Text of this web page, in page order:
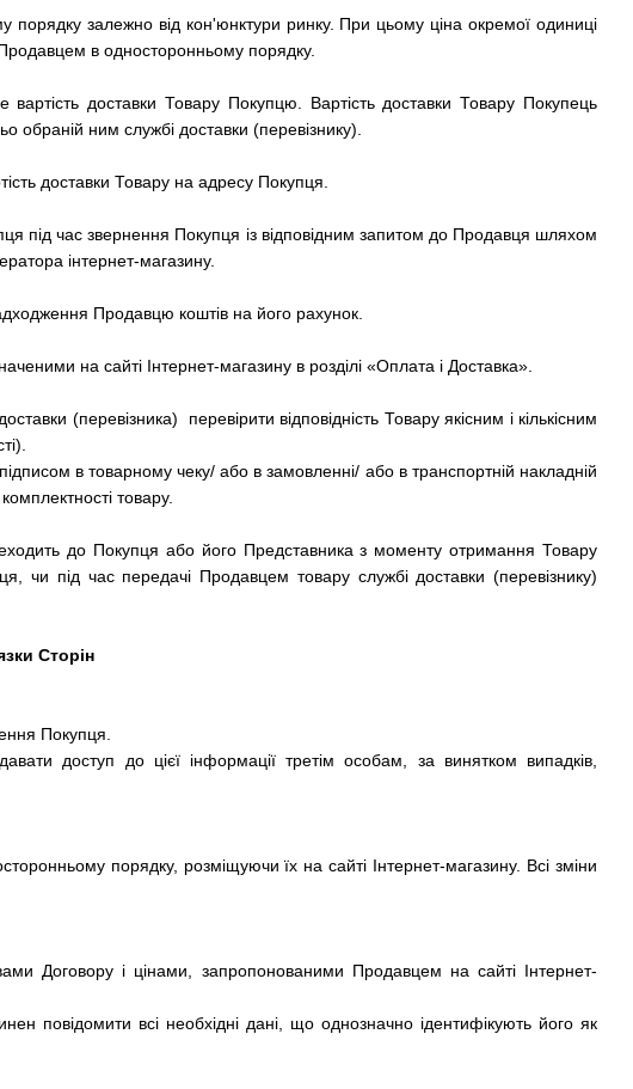
залежно від кон'юнктури ринку. При цьому ціна окремої одиниці
в односторонньому порядку.
доставки Товару Покупцю. Вартість доставки Товару Покупець
обраній ним службі доставки (перевізнику).
доставки Товару на адресу Покупця.
під час звернення Покупця із відповідним запитом до Продавця шляхом
інтернет-магазину.
Продавцю коштів на його рахунок.
на сайті Інтернет-магазину в розділі «Оплата і Доставка».
(перевізника) перевірити відповідність Товару якісним і кількісним
в товарному чеку/ або в замовленні/ або в транспортній накладній
товару.
до Покупця або його Представника з моменту отримання Товару
чи під час передачі Продавцем товару службі доставки (перевізнику)
Сторін
Покупця.
доступ до цієї інформації третім особам, за винятком випадків,
порядку, розміщуючи їх на сайті Інтернет-магазину. Всі зміни
Договору і цінами, запропонованими Продавцем на сайті Інтернет-
повідомити всі необхідні дані, що однозначно ідентифікують його як